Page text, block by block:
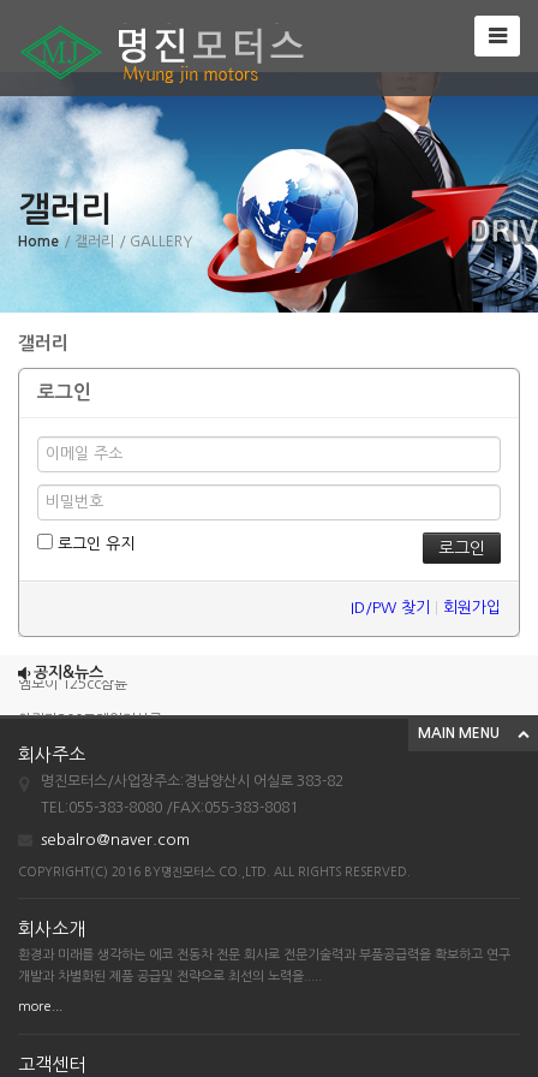
갤러리
Home / 갤러리 / GALLERY
갤러리
로그인
로그인 유지
ID/PW 찾기 회원가입
공지&뉴스
엠보이 125cc삼륜
아킬라300트레일러삼륜
아킬라300 삼륜
시티밴승용배달용
아킬라300 삼륜
시티밴승용배달용
MAIN MENU
회사주소
명진모터스/사업장주소:경남양산시 어실로 383-82
TEL:055-383-8080 /FAX:055-383-8081
sebalro@naver.com
COPYRIGHT(C) 2016 BY명진모터스 CO.,LTD. ALL RIGHTS RESERVED.
회사소개
환경과 미래를 생각하는 에코 전동차 전문 회사로 전문기술력과 부품공급력을 확보하고 연구
개발과 차별화된 제품 공급및 전략으로 최선의 노력을.....
more...
고객센터